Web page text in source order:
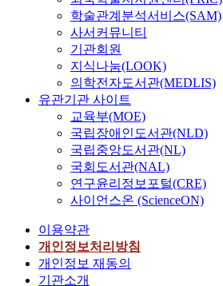
학술관계분석서비스(SAM)
사서커뮤니티
기관회원
지식나눔(LOOK)
의학전자도서관(MEDLIS)
유관기관 사이트
교육부(MOE)
국립장애인도서관(NLD)
국립중앙도서관(NL)
국회도서관(NAL)
연구윤리정보포털(CRE)
사이언스온 (ScienceON)
이용약관
개인정보처리방침
개인정보 재동의
기관소개